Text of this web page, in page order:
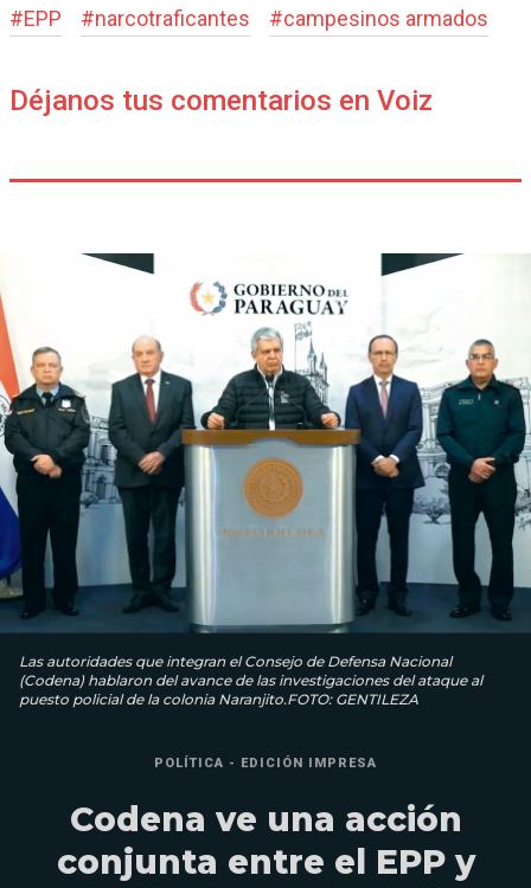
#EPP #narcotraficantes #campesinos armados
Déjanos tus comentarios en Voiz
Las autoridades que integran el Consejo de Defensa Nacional
(Codena) hablaron del avance de las investigaciones del ataque al
puesto policial de la colonia Naranjito.FOTO: GENTILEZA
POLÍTICA - EDICIÓN IMPRESA
Codena ve una acción
conjunta entre el EPP y